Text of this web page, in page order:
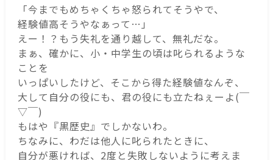
「今までもめちゃくちゃ怒られてそうやで、
経験値高そうやなぁって…」
えー！？もう失礼を通り越して、無礼だな。
まぁ、確かに、小・中学生の頃は叱られるような
ことを
いっぱいしたけど、そこから得た経験値なんぞ、
大して自分の役にも、君の役にも立たねぇーよ(￣
▽￣)
もはや『黒歴史』でしかないわ。
ちなみに、わだは他人に叱られたときに、
自分が悪ければ、2度と失敗しないように考えま